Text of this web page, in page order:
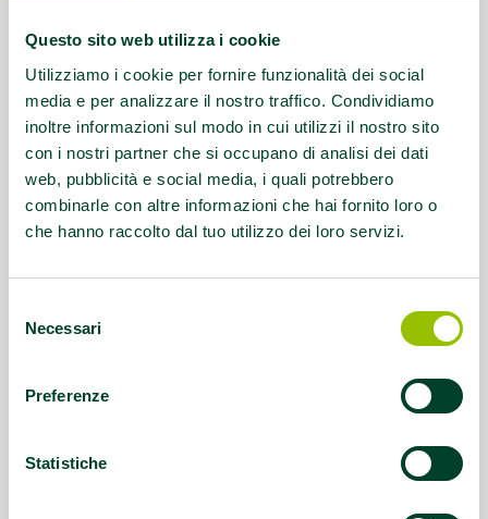
Questo sito web utilizza i cookie
Utilizziamo i cookie per fornire funzionalità dei social
media e per analizzare il nostro traffico. Condividiamo
inoltre informazioni sul modo in cui utilizzi il nostro sito
con i nostri partner che si occupano di analisi dei dati
web, pubblicità e social media, i quali potrebbero
combinarle con altre informazioni che hai fornito loro o
che hanno raccolto dal tuo utilizzo dei loro servizi.
delNecessari
Preferenze
Statistiche
3349312355
Servizio rivolto a:atleti disabili -
integrata ed ecsclusiva
Questo contenuto si trova inDisabilità e sport